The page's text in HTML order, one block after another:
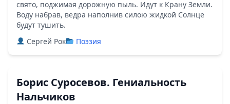
свято, поджимая дорожную пыль. Идут к Крану Земли.
Воду набрав, ведра наполнив силою жидкой Солнце
будут тушить.
Сергей Рок
Поэзия
Борис Суросевов. Гениальность
Нальчиков